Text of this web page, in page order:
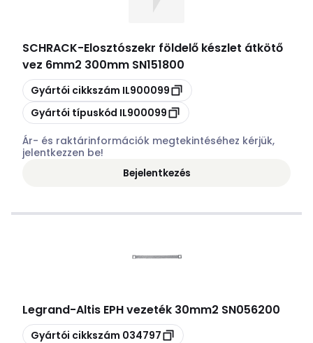
SCHRACK-Elosztószekr földelő készlet átkötő
vez 6mm2 300mm SN151800
Másolás
Gyártói cikkszám IL900099
Másolás
Gyártói típuskód IL900099
Ár- és raktárinformációk megtekintéséhez kérjük,
jelentkezzen be!
Bejelentkezés
Legrand-Altis EPH vezeték 30mm2 SN056200
Másolás
Gyártói cikkszám 034797